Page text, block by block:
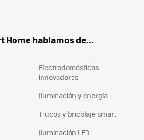
Home hablamos de...
Electrodomésticos
innovadores
Iluminación y energía
Trucos y bricolaje smart
Iluminación LED